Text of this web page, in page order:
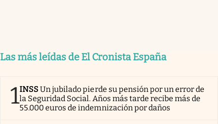
Las más leídas de El Cronista España
1INSSUn jubilado pierde su pensión por un error de
la Seguridad Social. Años más tarde recibe más de
55.000 euros de indemnización por daños